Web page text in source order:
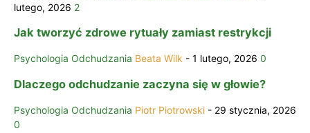
lutego, 2026 2
Jak tworzyć zdrowe rytuały zamiast restrykcji
Psychologia Odchudzania Beata Wilk - 1 lutego, 2026 0
Dlaczego odchudzanie zaczyna się w głowie?
Psychologia Odchudzania Piotr Piotrowski - 29 stycznia, 2026
0